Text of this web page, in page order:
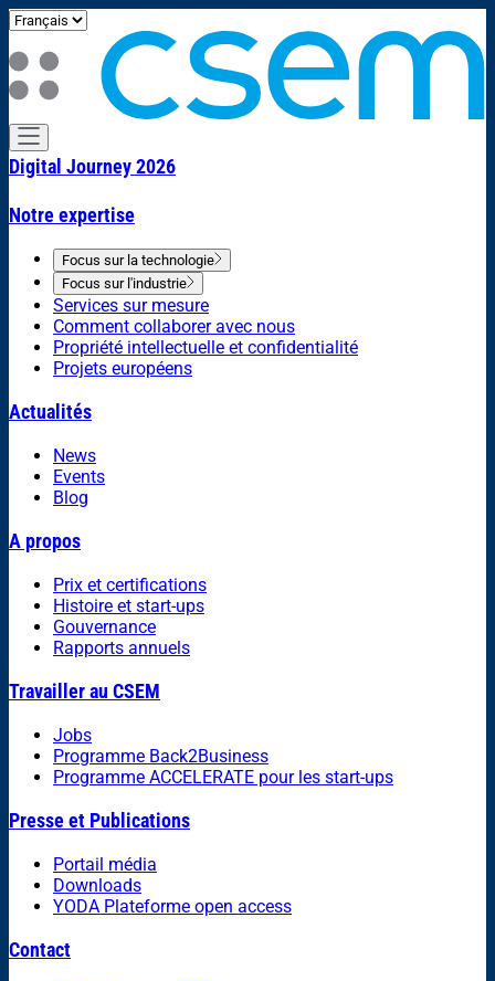
Digital Journey 2026
Notre expertise
Focus sur la technologie
Focus sur l'industrie
Services sur mesure
Comment collaborer avec nous
Propriété intellectuelle et confidentialité
Projets européens
Actualités
News
Events
Blog
A propos
Prix et certifications
Histoire et start-ups
Gouvernance
Rapports annuels
Travailler au CSEM
Jobs
Programme Back2Business
Programme ACCELERATE pour les start-ups
Presse et Publications
Portail média
Downloads
YODA Plateforme open access
Contact